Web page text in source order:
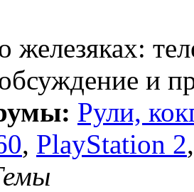
и
Рули,
, PlayStation 2